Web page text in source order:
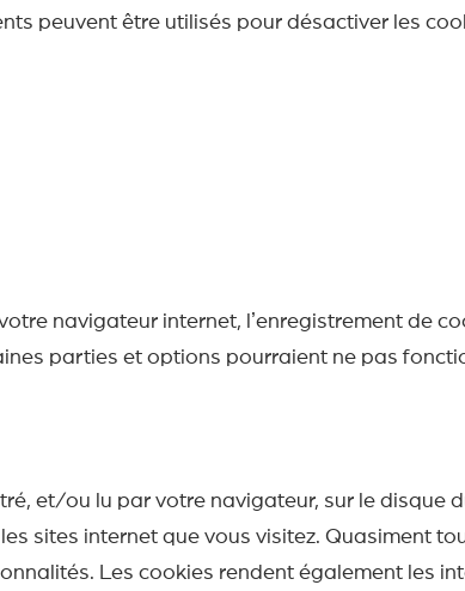
peuvent être utilisés pour désactiver les
navigateur internet, lʼenregistrement de
parties et options pourraient ne pas
et/ou lu par votre navigateur, sur le disque
sites internet que vous visitez. Quasiment
Les cookies rendent également les